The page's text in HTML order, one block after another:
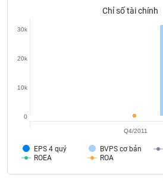
Chỉ số tài chính
EPS 4 quý BVPS cơ bản
ROEA
ROA
0
10k
20k
30k
Q4/2011
thông
chính